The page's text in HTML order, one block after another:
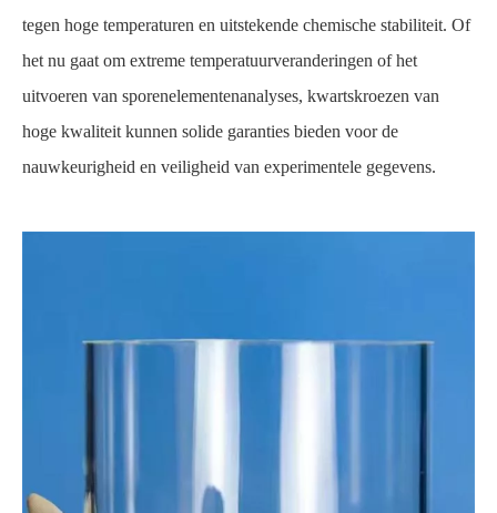
tegen hoge temperaturen en uitstekende chemische stabiliteit. Of
het nu gaat om extreme temperatuurveranderingen of het
uitvoeren van sporenelementenanalyses, kwartskroezen van
hoge kwaliteit kunnen solide garanties bieden voor de
nauwkeurigheid en veiligheid van experimentele gegevens.